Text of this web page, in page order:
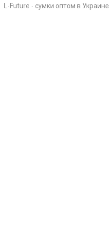
L-Future - сумки оптом в Украине.